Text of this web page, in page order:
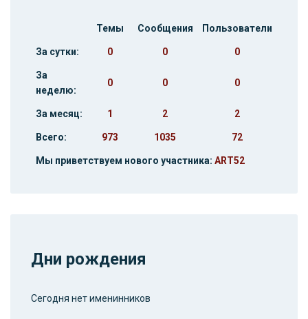
Темы Сообщения Пользователи
За сутки: 0 0 0
За
неделю:
0 0 0
За месяц: 1 2 2
Всего: 973 1035 72
Мы приветствуем нового участника: ART52
Дни рождения
Сегодня нет именинников